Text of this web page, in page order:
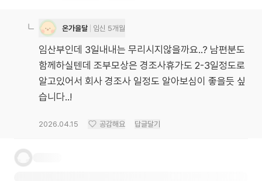
온가을달 임신 5개월
임산부인데 3일내내는 무리시지않을까요..? 남편분도
함께하실텐데 조부모상은 경조사휴가도 2-3일정도로
알고있어서 회사 경조사 일정도 알아보심이 좋을듯 싶
습니다..!
2026.04.15 공감해요 답글달기